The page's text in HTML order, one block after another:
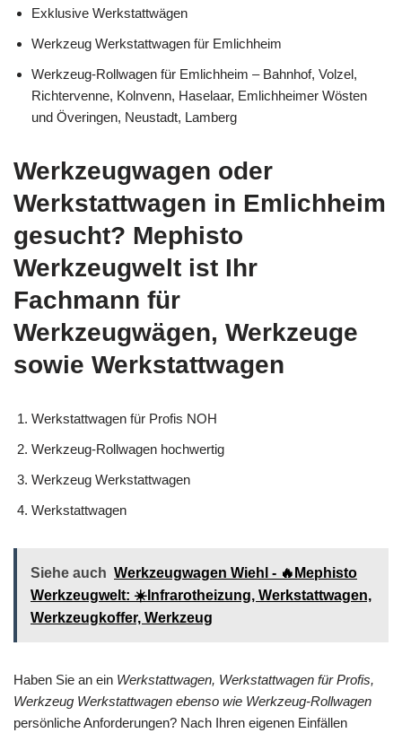
Exklusive Werkstattwägen
Werkzeug Werkstattwagen für Emlichheim
Werkzeug-Rollwagen für Emlichheim – Bahnhof, Volzel,
Richtervenne, Kolnvenn, Haselaar, Emlichheimer Wösten
und Överingen, Neustadt, Lamberg
Werkzeugwagen oder
Werkstattwagen in Emlichheim
gesucht? Mephisto
Werkzeugwelt ist Ihr
Fachmann für
Werkzeugwägen, Werkzeuge
sowie Werkstattwagen
Werkstattwagen für Profis NOH
Werkzeug-Rollwagen hochwertig
Werkzeug Werkstattwagen
Werkstattwagen
Siehe auch Werkzeugwagen Wiehl - 🔥Mephisto
Werkzeugwelt: ☀️Infrarotheizung, Werkstattwagen,
Werkzeugkoffer, Werkzeug
Haben Sie an ein Werkstattwagen, Werkstattwagen für Profis,
Werkzeug Werkstattwagen ebenso wie Werkzeug-Rollwagen
persönliche Anforderungen? Nach Ihren eigenen Einfällen